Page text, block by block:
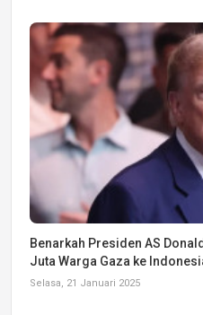
Benarkah Presiden AS
Juta Warga Gaza ke
Selasa, 21 Januari 2025